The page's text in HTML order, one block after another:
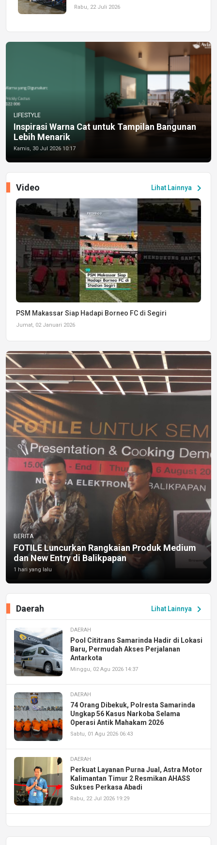
Rabu, 22 Juli 2026
LIFESTYLE
Inspirasi Warna Cat untuk Tampilan Bangunan
Lebih Menarik
Kamis, 30 Jul 2026 10:17
Lihat Lainnya chevron_right
Video
PSM Makassar Siap Hadapi Borneo FC di Segiri
Jumat, 02 Januari 2026
BERITA
FOTILE Luncurkan Rangkaian Produk Medium
dan New Entry di Balikpapan
1 hari yang lalu
Lihat Lainnya chevron_right
Daerah
DAERAH
Pool Cititrans Samarinda Hadir di Lokasi
Baru, Permudah Akses Perjalanan
Antarkota
Minggu, 02 Agu 2026 14:37
DAERAH
74 Orang Dibekuk, Polresta Samarinda
Ungkap 56 Kasus Narkoba Selama
Operasi Antik Mahakam 2026
Sabtu, 01 Agu 2026 06:43
DAERAH
Perkuat Layanan Purna Jual, Astra Motor
Kalimantan Timur 2 Resmikan AHASS
Sukses Perkasa Abadi
Rabu, 22 Jul 2026 19:29